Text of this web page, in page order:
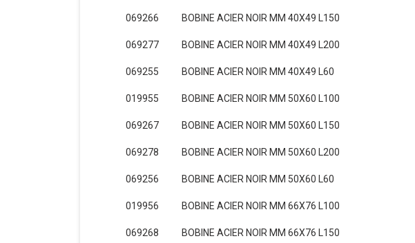
069266 BOBINE ACIER NOIR MM 40X49 L150
069277 BOBINE ACIER NOIR MM 40X49 L200
069255 BOBINE ACIER NOIR MM 40X49 L60
019955 BOBINE ACIER NOIR MM 50X60 L100
069267 BOBINE ACIER NOIR MM 50X60 L150
069278 BOBINE ACIER NOIR MM 50X60 L200
069256 BOBINE ACIER NOIR MM 50X60 L60
019956 BOBINE ACIER NOIR MM 66X76 L100
069268 BOBINE ACIER NOIR MM 66X76 L150